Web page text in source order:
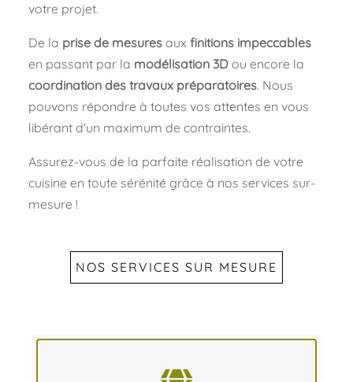
votre projet.
De la prise de mesuresaux finitions impeccables
en passant par la modélisation 3Dou encore la
coordination des travaux préparatoires. Nous
pouvons répondre à toutes vos attentes en vous
libérant d'un maximum de contraintes.
Assurez-vous de la parfaite réalisation de votre
cuisine en toute sérénité grâce à nos services sur-
mesure !
NOS SERVICES SUR MESURE